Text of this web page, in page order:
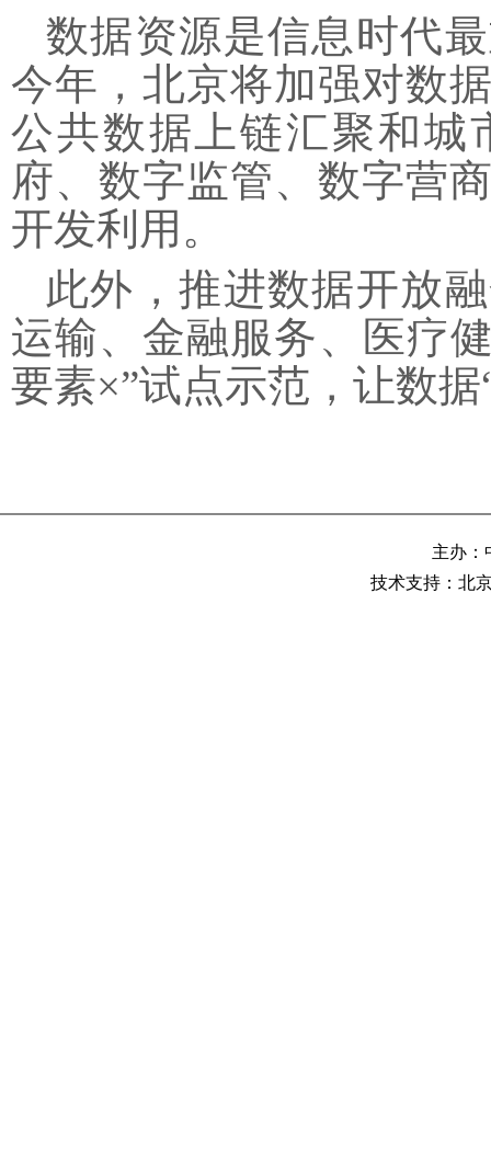
数据资源是信息时代
今年，北京将加强对数
公共数据上链汇聚和城
府、数字监管、数字营
开发利用。
此外，推进数据开放
运输、金融服务、医疗
要素×”试点示范，让数
主办：
技术支持：北